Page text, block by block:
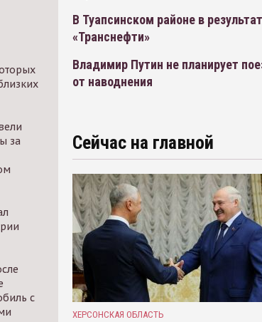
за
с
В Туапсинском районе в
«Транснефти»
Владимир Путин не планирует
от наводнения
Сейчас на главной
ХЕРСОНСКАЯ ОБЛАСТЬ